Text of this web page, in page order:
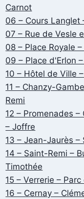
Carnot
06 – Cours Langlet
07 – Rue de Vesle
08 – Place Royale
09 – Place d'Erlon
10 – Hôtel de Ville
11 – Chanzy-
Remi
12 – Promenades –
– Joffre
13 – Jean-Jaurès
14 – Saint-Remi –
Timothée
15 – Verrerie –
16 – Cernay –